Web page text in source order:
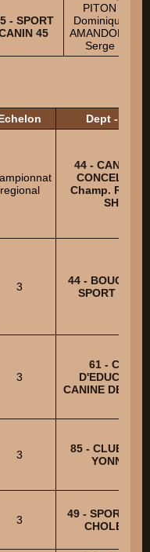
- SPORT
45
PITON
Dominique
AMANDOLA
Serge
Dept - Club
regional
44 - CANI
Champ.
SHO
3
44 -
SPORT
3
61 - CLUB
CANINE DE
3
85 - CLUB
YONNAIS
3
49 - SPORT
CHOLETAIS